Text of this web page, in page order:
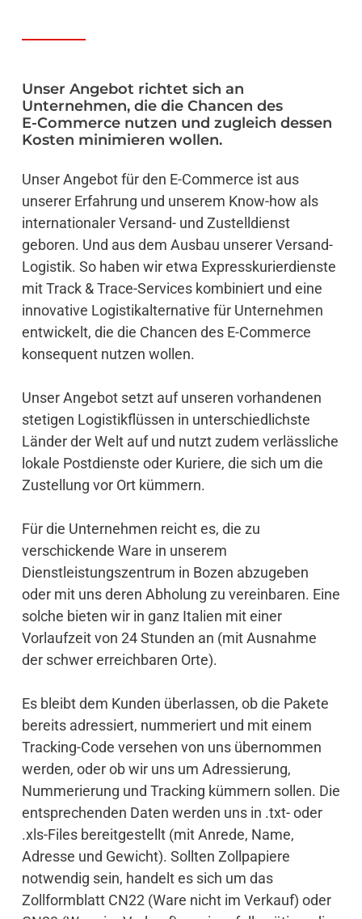
Unser Angebot richtet sich an
Unternehmen, die die Chancen des
E-Commerce nutzen und zugleich dessen
Kosten minimieren wollen.
Unser Angebot für den E-Commerce ist aus
unserer Erfahrung und unserem Know-how als
internationaler Versand- und Zustelldienst
geboren. Und aus dem Ausbau unserer Versand-
Logistik. So haben wir etwa Expresskurierdienste
mit Track & Trace-Services kombiniert und eine
innovative Logistikalternative für Unternehmen
entwickelt, die die Chancen des E-Commerce
konsequent nutzen wollen.
Unser Angebot setzt auf unseren vorhandenen
stetigen Logistikflüssen in unterschiedlichste
Länder der Welt auf und nutzt zudem verlässliche
lokale Postdienste oder Kuriere, die sich um die
Zustellung vor Ort kümmern.
Für die Unternehmen reicht es, die zu
verschickende Ware in unserem
Dienstleistungszentrum in Bozen abzugeben
oder mit uns deren Abholung zu vereinbaren. Eine
solche bieten wir in ganz Italien mit einer
Vorlaufzeit von 24 Stunden an (mit Ausnahme
der schwer erreichbaren Orte).
Es bleibt dem Kunden überlassen, ob die Pakete
bereits adressiert, nummeriert und mit einem
Tracking-Code versehen von uns übernommen
werden, oder ob wir uns um Adressierung,
Nummerierung und Tracking kümmern sollen. Die
entsprechenden Daten werden uns in .txt- oder
.xls-Files bereitgestellt (mit Anrede, Name,
Adresse und Gewicht). Sollten Zollpapiere
notwendig sein, handelt es sich um das
Zollformblatt CN22 (Ware nicht im Verkauf) oder